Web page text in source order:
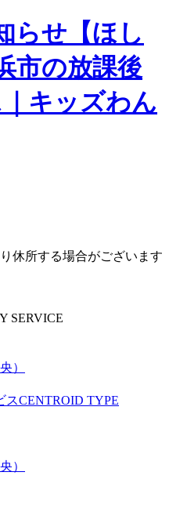
休所する場合がございます
SERVICE
）
スCENTROID TYPE
）